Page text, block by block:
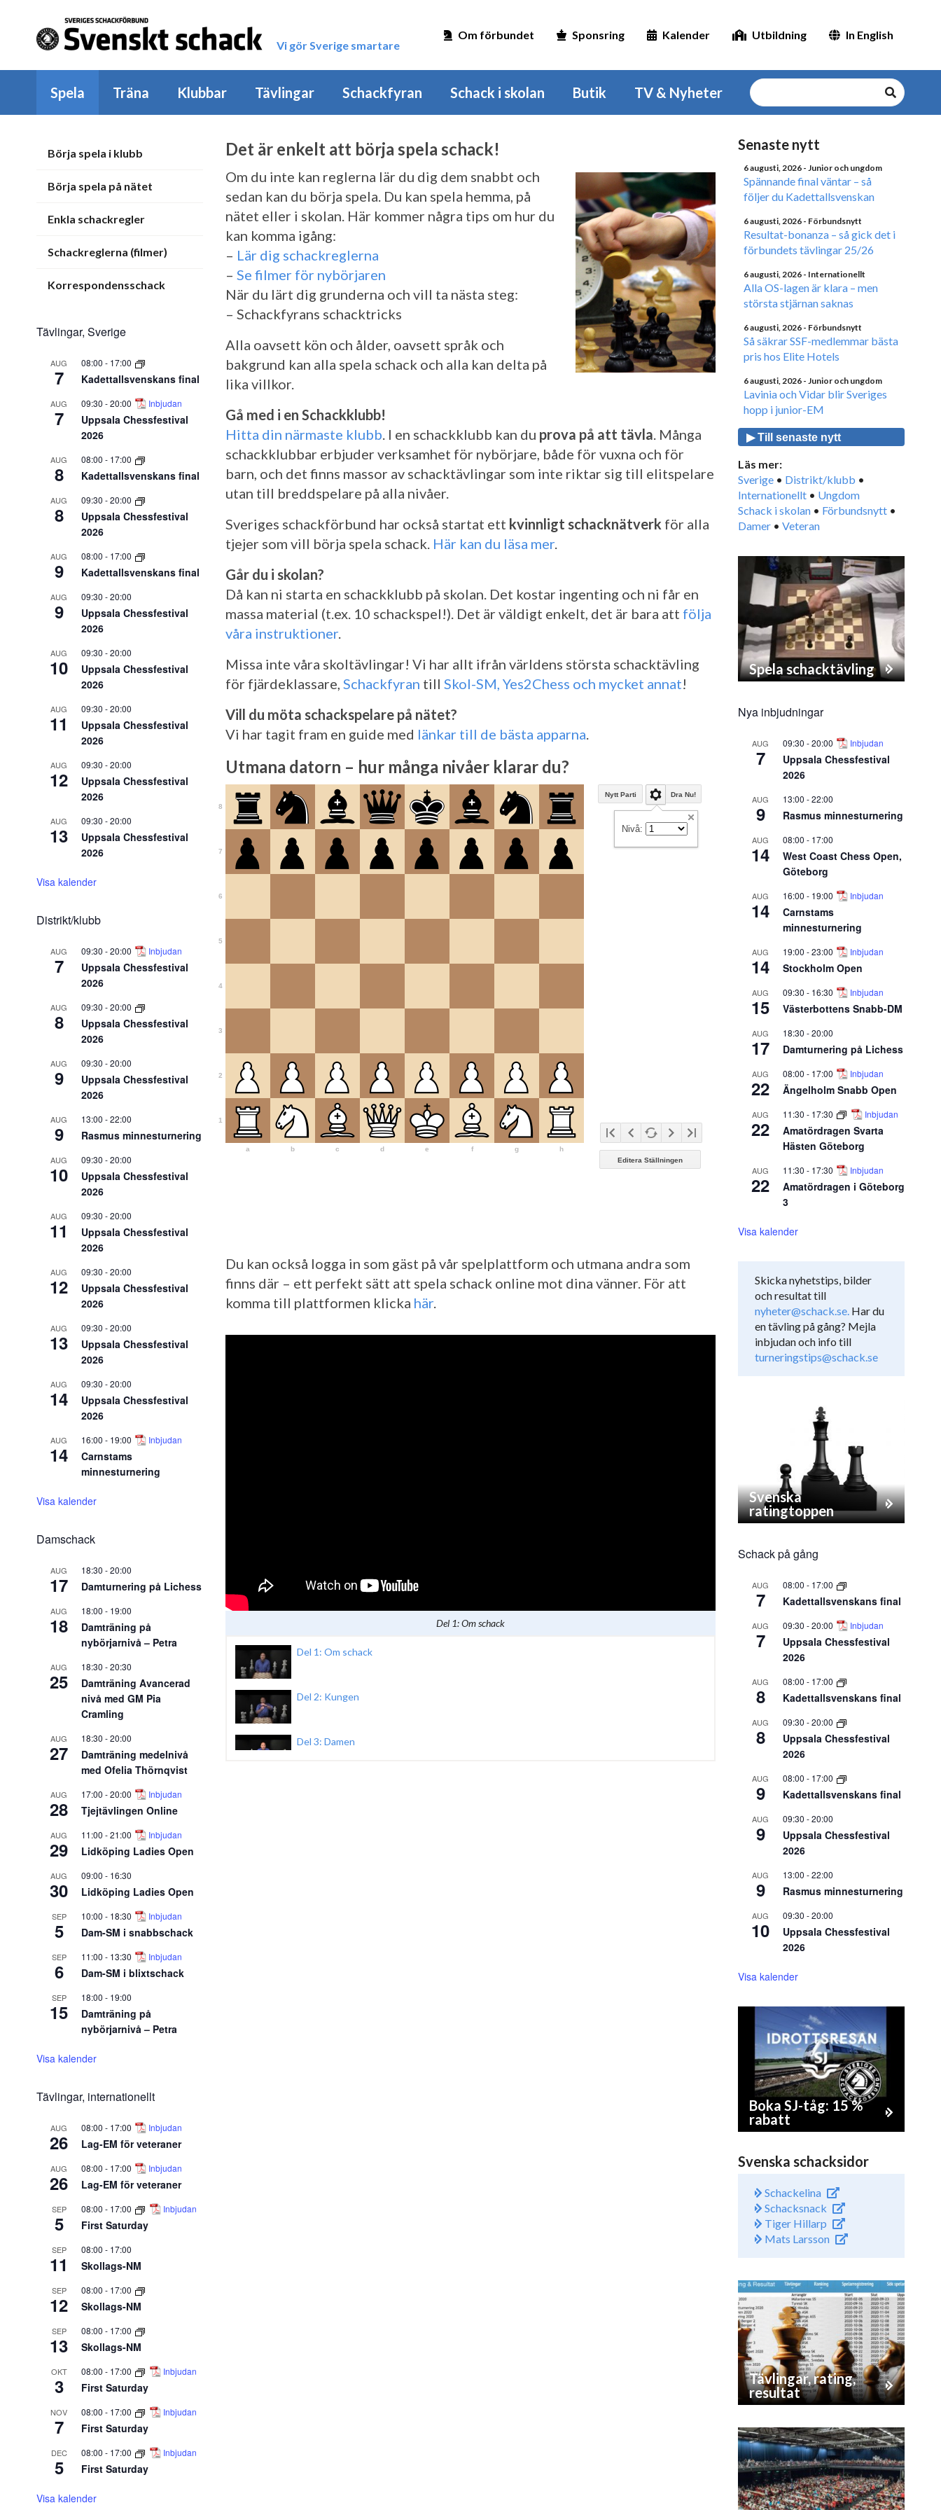
Vi gör Sverige smartare
Om förbundet Sponsring Kalender Utbildning In English
Spela Träna Klubbar Tävlingar Schackfyran Schack i skolan Butik TV & Nyheter
Börja spela i klubb
Börja spela på nätet
Enkla schackregler
Schackreglerna (filmer)
Korrespondensschack
Tävlingar, Sverige
AUG
7
08:00 - 17:00
Kadettallsvenskans final
AUG
7
09:30 -20:00 Inbjudan
Uppsala Chessfestival
2026
AUG
8
08:00 - 17:00
Kadettallsvenskans final
AUG
8
09:30 -20:00
Uppsala Chessfestival
2026
AUG
9
08:00 - 17:00
Kadettallsvenskans final
AUG
9
09:30 -20:00
Uppsala Chessfestival
2026
AUG
10
09:30 -20:00
Uppsala Chessfestival
2026
AUG
11
09:30 -20:00
Uppsala Chessfestival
2026
AUG
12
09:30 -20:00
Uppsala Chessfestival
2026
AUG
13
09:30 -20:00
Uppsala Chessfestival
2026
Visa kalender
Distrikt/klubb
AUG
7
09:30 -20:00 Inbjudan
Uppsala Chessfestival
2026
AUG
8
09:30 -20:00
Uppsala Chessfestival
2026
AUG
9
09:30 -20:00
Uppsala Chessfestival
2026
AUG
9
13:00 -22:00
Rasmus minnesturnering
AUG
10
09:30 -20:00
Uppsala Chessfestival
2026
AUG
11
09:30 -20:00
Uppsala Chessfestival
2026
AUG
12
09:30 -20:00
Uppsala Chessfestival
2026
AUG
13
09:30 -20:00
Uppsala Chessfestival
2026
AUG
14
09:30 -20:00
Uppsala Chessfestival
2026
AUG
14
16:00 - 19:00 Inbjudan
Carnstams
minnesturnering
Visa kalender
Damschack
AUG
17
18:30 -20:00
Damturnering på Lichess
AUG
18
18:00 - 19:00
Damträning på
nybörjarnivå – Petra
AUG
25
18:30 -20:30
Damträning Avancerad
nivå med GM Pia
Cramling
AUG
27
18:30 -20:00
Damträning medelnivå
med Ofelia Thörnqvist
AUG
28
17:00 -20:00 Inbjudan
Tjejtävlingen Online
AUG
29
11:00 -21:00 Inbjudan
Lidköping Ladies Open
AUG
30
09:00 - 16:30
Lidköping Ladies Open
SEP
5
10:00 - 18:30 Inbjudan
Dam-SM i snabbschack
SEP
6
11:00 - 13:30 Inbjudan
Dam-SM i blixtschack
SEP
15
18:00 - 19:00
Damträning på
nybörjarnivå – Petra
Visa kalender
Tävlingar, internationellt
AUG
26
08:00 - 17:00 Inbjudan
Lag-EM för veteraner
AUG
26
08:00 - 17:00 Inbjudan
Lag-EM för veteraner
SEP
5
08:00 - 17:00 Inbjudan
First Saturday
SEP
11
08:00 - 17:00
Skollags-NM
SEP
12
08:00 - 17:00
Skollags-NM
SEP
13
08:00 - 17:00
Skollags-NM
OKT
3
08:00 - 17:00 Inbjudan
First Saturday
NOV
7
08:00 - 17:00 Inbjudan
First Saturday
DEC
5
08:00 - 17:00 Inbjudan
First Saturday
Visa kalender
Det är enkelt att börja spela schack!
Om du inte kan reglerna lär du dig dem snabbt och
sedan kan du börja spela. Du kan spela hemma, på
nätet eller i skolan. Här kommer några tips om hur du
kan komma igång:
– Lär dig schackreglerna
– Se filmer för nybörjaren
När du lärt dig grunderna och vill ta nästa steg:
– Schackfyrans schacktricks
Alla oavsett kön och ålder, oavsett språk och
bakgrund kan alla spela schack och alla kan delta på
lika villkor.
Gå med i en Schackklubb!
Hitta din närmaste klubb. I en schackklubb kan du prova på att tävla. Många
schackklubbar erbjuder verksamhet för nybörjare, både för vuxna och för
barn, och det finns massor av schacktävlingar som inte riktar sig till elitspelare
utan till breddspelare på alla nivåer.
Sveriges schackförbund har också startat ett kvinnligt schacknätverk för alla
tjejer som vill börja spela schack. Här kan du läsa mer.
Går du i skolan?
Då kan ni starta en schackklubb på skolan. Det kostar ingenting och ni får en
massa material (t.ex. 10 schackspel!). Det är väldigt enkelt, det är bara att följa
våra instruktioner.
Missa inte våra skoltävlingar! Vi har allt ifrån världens största schacktävling
för fjärdeklassare, Schackfyran till Skol-SM, Yes2Chess och mycket annat!
Vill du möta schackspelare på nätet?
Vi har tagit fram en guide med länkar till de bästa apparna.
Utmana datorn – hur många nivåer klarar du?
8
7
6
5
4
3
2
1
a b c d e f g h
Nytt Parti Dra Nu!
Nivå:
Editera Ställningen
Du kan också logga in som gäst på vår spelplattform och utmana andra som
finns där – ett perfekt sätt att spela schack online mot dina vänner. För att
komma till plattformen klicka här.
Del 1: Om schack
Del 1: Om schack
Del 2: Kungen
Del 3: Damen
Senaste nytt
6 augusti, 2026 - Junior och ungdom
Spännande final väntar – så
följer du Kadettallsvenskan
6 augusti, 2026 - Förbundsnytt
Resultat-bonanza – så gick det i
förbundets tävlingar 25/26
6 augusti, 2026 - Internationellt
Alla OS-lagen är klara – men
största stjärnan saknas
6 augusti, 2026 - Förbundsnytt
Så säkrar SSF-medlemmar bästa
pris hos Elite Hotels
6 augusti, 2026 - Junior och ungdom
Lavinia och Vidar blir Sveriges
hopp i junior-EM
▶ Till senaste nytt
Läs mer:
Sverige • Distrikt/klubb •
Internationellt • Ungdom
Schack i skolan • Förbundsnytt •
Damer • Veteran
Spela schacktävling
Nya inbjudningar
AUG
7
09:30 -20:00 Inbjudan
Uppsala Chessfestival
2026
AUG
9
13:00 -22:00
Rasmus minnesturnering
AUG
14
08:00 - 17:00
West Coast Chess Open,
Göteborg
AUG
14
16:00 - 19:00 Inbjudan
Carnstams
minnesturnering
AUG
14
19:00 -23:00 Inbjudan
Stockholm Open
AUG
15
09:30 - 16:30 Inbjudan
Västerbottens Snabb-DM
AUG
17
18:30 -20:00
Damturnering på Lichess
AUG
22
08:00 - 17:00 Inbjudan
Ängelholm Snabb Open
AUG
22
11:30 - 17:30 Inbjudan
Amatördragen Svarta
Hästen Göteborg
AUG
22
11:30 - 17:30 Inbjudan
Amatördragen i Göteborg
3
Visa kalender
Skicka nyhetstips, bilder
och resultat till
nyheter@schack.se. Har du
en tävling på gång? Mejla
inbjudan och info till
turneringstips@schack.se
Svenska
ratingtoppen
Schack på gång
AUG
7
08:00 - 17:00
Kadettallsvenskans final
AUG
7
09:30 -20:00 Inbjudan
Uppsala Chessfestival
2026
AUG
8
08:00 - 17:00
Kadettallsvenskans final
AUG
8
09:30 -20:00
Uppsala Chessfestival
2026
AUG
9
08:00 - 17:00
Kadettallsvenskans final
AUG
9
09:30 -20:00
Uppsala Chessfestival
2026
AUG
9
13:00 -22:00
Rasmus minnesturnering
AUG
10
09:30 -20:00
Uppsala Chessfestival
2026
Visa kalender
Boka SJ-tåg: 15 %
rabatt
Svenska schacksidor
Schackelina
Schacksnack
Tiger Hillarp
Mats Larsson
Tävlingar, rating,
resultat